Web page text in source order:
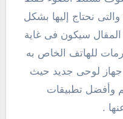
نحتاج إليها بشكل
المقال سيكون فى غاية
للهاتف الخاص به
جهاز لوحى جديد حيث
وأفضل تطبيقات
.